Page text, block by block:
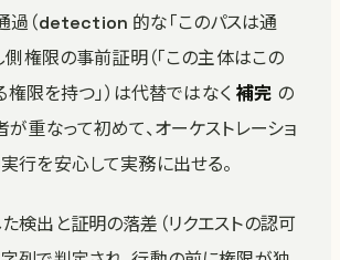
過（detection 的な「このパスは通
側権限の事前証明（「この主体はこの
限を持つ」）は代替ではなく補完 の
が重なって初めて、オーケストレーショ
行を安心して実務に出せる。
検出と証明の落差（リクエストの認可